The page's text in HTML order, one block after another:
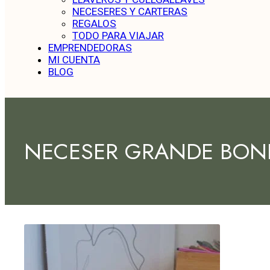
NECESERES Y CARTERAS
REGALOS
TODO PARA VIAJAR
EMPRENDEDORAS
MI CUENTA
BLOG
NECESER GRANDE